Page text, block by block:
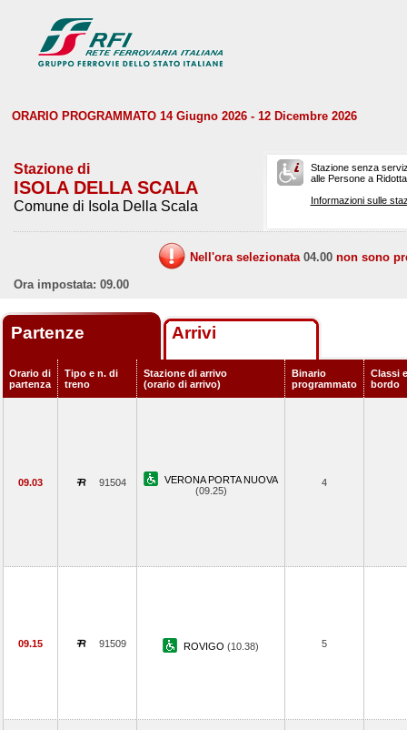
ORARIO PROGRAMMATO 14 Giugno 2026 - 12 Dicembre 2026
Stazione di
ISOLA DELLA SCALA
Comune di Isola Della Scala
Stazione senza
alle Persone a
Informazioni sulle
Nell'ora selezionata 04.00 non sono
Ora impostata: 09.00
Partenze Arrivi
Orario di
partenza
Tipo e n. di
treno
Stazione di arrivo
(orario di arrivo)
Binario
programmato
Classi
bordo
09.03 91504
VERONA PORTA NUOVA
(09.25)
4
09.15 91509 ROVIGO (10.38) 5